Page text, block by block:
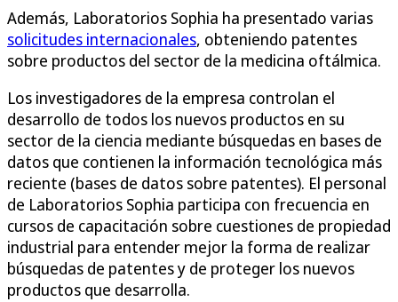
Además, Laboratorios Sophia ha presentado varias
solicitudes internacionales, obteniendo patentes
sobre productos del sector de la medicina oftálmica.
Los investigadores de la empresa controlan el
desarrollo de todos los nuevos productos en su
sector de la ciencia mediante búsquedas en bases de
datos que contienen la información tecnológica más
reciente (bases de datos sobre patentes). El personal
de Laboratorios Sophia participa con frecuencia en
cursos de capacitación sobre cuestiones de propiedad
industrial para entender mejor la forma de realizar
búsquedas de patentes y de proteger los nuevos
productos que desarrolla.